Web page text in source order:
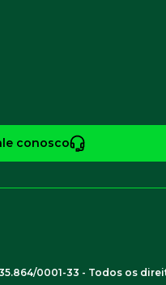
conosco
0001-33 - Todos os